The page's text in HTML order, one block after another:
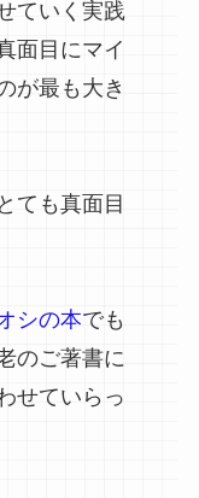
ていく実践
面目にマイ
が最も大き
ても真面目
シの本でも
のご著書に
せていらっ